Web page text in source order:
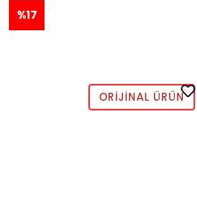
%17
ORIJINAL ÜRÜN